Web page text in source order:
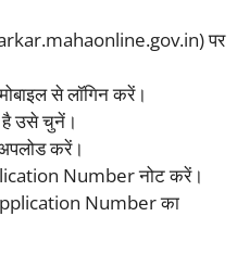
पर
से लॉगिन करें।
है उसे चुनें।
करें।
Number नोट करें।
Number का